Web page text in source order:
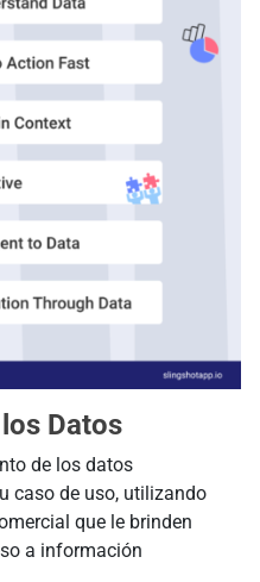
Datos
de los datos
caso de uso, utilizando
que le brinden
a información